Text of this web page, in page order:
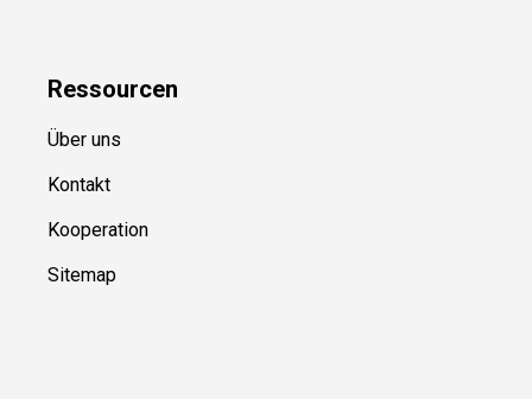
Ressourcen
Über uns
Kontakt
Kooperation
Sitemap